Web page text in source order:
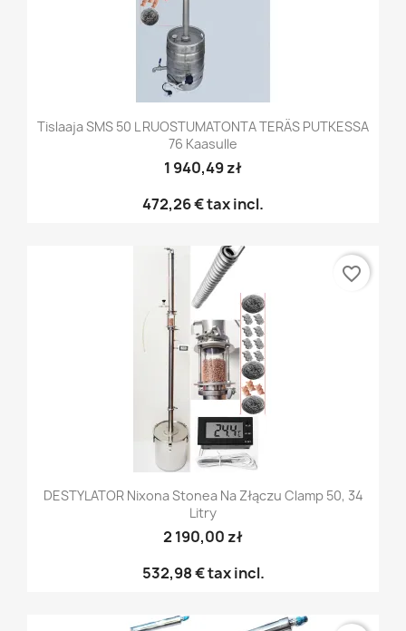
Tislaaja SMS 50 L RUOSTUMATONTA TERÄS PUTKESSA
76 Kaasulle
1 940,49 zł
472,26 €tax incl.
DESTYLATOR Nixona Stonea Na Złączu Clamp 50, 34
Litry
2 190,00 zł
532,98 €tax incl.
favorite_border